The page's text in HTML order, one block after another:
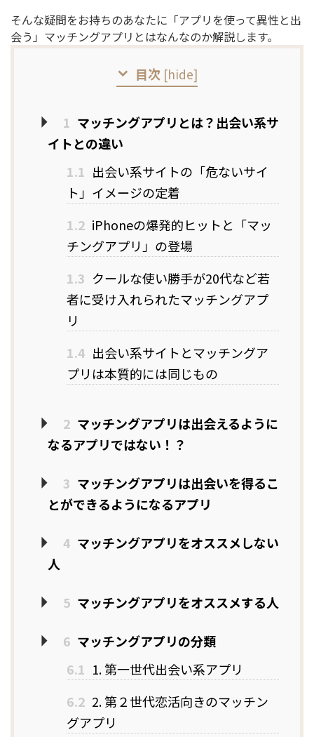
そんな疑問をお持ちのあなたに「アプリを使って異性と出
会う」マッチングアプリとはなんなのか解説します。
目次 [hide]
1 マッチングアプリとは？出会い系サ
イトとの違い
1.1 出会い系サイトの「危ないサイ
ト」イメージの定着
1.2 iPhoneの爆発的ヒットと「マッ
チングアプリ」の登場
1.3 クールな使い勝手が20代など若
者に受け入れられたマッチングアプ
リ
1.4 出会い系サイトとマッチングア
プリは本質的には同じもの
2 マッチングアプリは出会えるように
なるアプリではない！？
3 マッチングアプリは出会いを得るこ
とができるようになるアプリ
4 マッチングアプリをオススメしない
人
5 マッチングアプリをオススメする人
6 マッチングアプリの分類
6.1 1. 第一世代出会い系アプリ
6.2 2. 第２世代恋活向きのマッチン
グアプリ